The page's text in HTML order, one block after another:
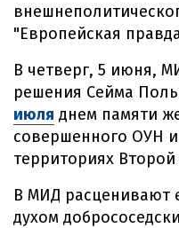
"Европейская
В четверг, 5 июня,
решения Сейма
июля днем памяти
совершенного ОУН
территориях
В МИД расценивают
духом